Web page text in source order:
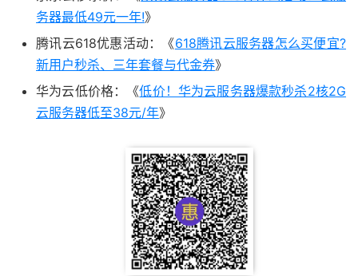
务器最低49元一年!》
腾讯云618优惠活动：《618腾讯云服务器怎么买便宜?
新用户秒杀、三年套餐与代金券》
华为云低价格：《低价！华为云服务器爆款秒杀2核2G
云服务器低至38元/年》